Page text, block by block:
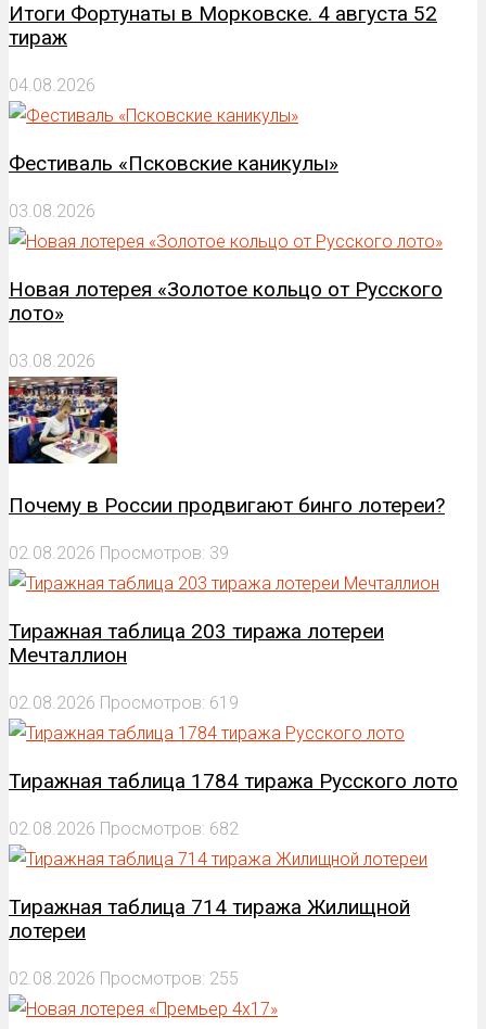
Итоги Фортунаты в Морковске. 4 августа 52
тираж
04.08.2026
Фестиваль «Псковские каникулы»
03.08.2026
Новая лотерея «Золотое кольцо от Русского
лото»
03.08.2026
Почему в России продвигают бинго лотереи?
02.08.2026 Просмотров: 39
Тиражная таблица 203 тиража лотереи
Мечталлион
02.08.2026 Просмотров: 619
Тиражная таблица 1784 тиража Русского лото
02.08.2026 Просмотров: 682
Тиражная таблица 714 тиража Жилищной
лотереи
02.08.2026 Просмотров: 255